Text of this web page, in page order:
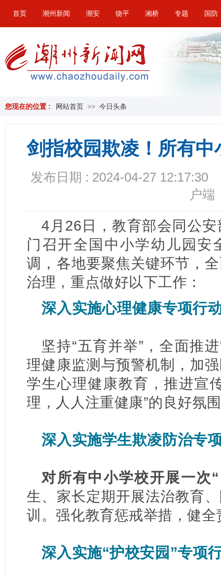
首页 潮州新闻 潮安 饶平 湘桥 专题 国防
您现在的位置 : 网站首页 >> 今日头条
剑指校园欺凌！所有中
发布日期 : 2024-04-27 12:17:30
户端
4月26日，教育部会同公
门召开全国中小学幼儿园安
调，各地要聚焦关键环节，
治理，重点做好以下工作：
深入实施心理健康专项行
坚持“五育并举”，全面推
理健康监测与预警机制，加
学生心理健康教育，推进宣
理，人人注重健康”的良好氛
深入实施学生欺凌防治专
对所有中小学校开展一次
生、家长定期开展法治教育
训。强化教育惩戒举措，健
深入实施“护校安园”专项